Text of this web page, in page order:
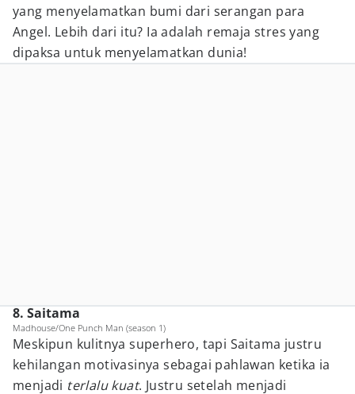
yang menyelamatkan bumi dari serangan para
Angel. Lebih dari itu? Ia adalah remaja stres yang
dipaksa untuk menyelamatkan dunia!
8. Saitama
Madhouse/One Punch Man (season 1)
Meskipun kulitnya superhero, tapi Saitama justru
kehilangan motivasinya sebagai pahlawan ketika ia
menjadi terlalu kuat. Justru setelah menjadi